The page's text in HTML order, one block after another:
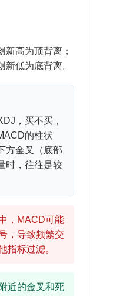
新高为顶背离；
低为底背离。
，买不买，
的柱状
方金叉（底部
时，往往是较
，MACD可能
，导致频繁交
指标过滤。
近的金叉和死